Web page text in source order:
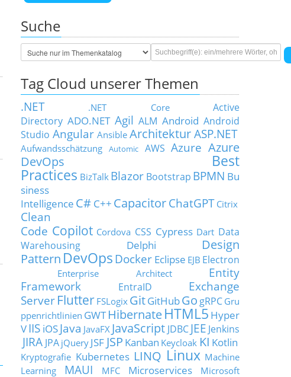
Suche
Tag Cloud unserer Themen
.NET .NET Core
Active
Directory ADO.NET Agil ALM Android Android
Studio Angular Ansible Architektur ASP.NET
Aufwandsschätzung Automic AWS Azure Azure
DevOps
Best
Practices BizTalk Blazor Bootstrap BPMN Bu
siness
Intelligence C# C++ Capacitor ChatGPT Citrix
Clean
Code Copilot Cordova CSS Cypress Dart Data
Warehousing
Delphi
Design
Pattern DevOps Docker Eclipse EJB Electron
Enterprise Architect
Entity
Framework
EntraID
Exchange
Server Flutter FSLogix GitGitHubGo gRPC Gru
ppenrichtlinien GWT HibernateHTML5 Hyper
VIIS iOSJava JavaFX JavaScript JDBC JEE Jenkins
JIRA JPA jQuery JSF JSP Kanban Keycloak KI Kotlin
Kryptografie Kubernetes LINQ Linux Machine
Learning
MAUI MFC Microservices
Microsoft